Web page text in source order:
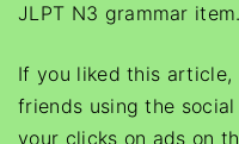
JLPT N3 grammar item.
If you liked this
friends using the
your clicks on ads on